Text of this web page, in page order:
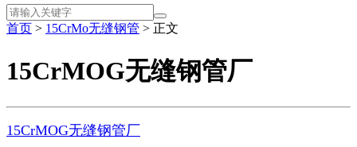
首页 > 15CrMo无缝钢管 > 正文
15CrMOG无缝钢管厂
15CrMOG无缝钢管厂